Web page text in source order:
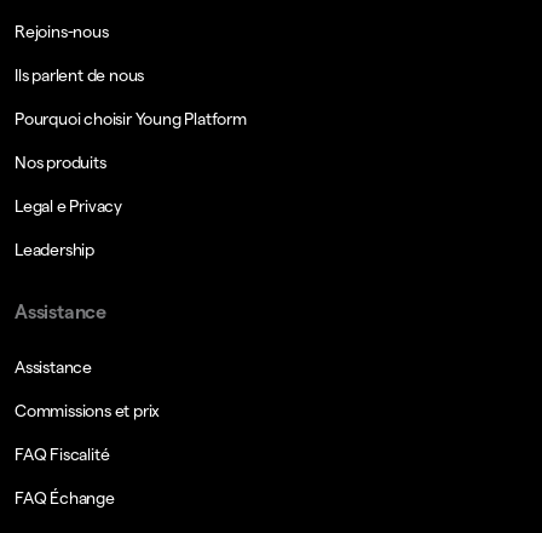
Rejoins-nous
Ils parlent de nous
Pourquoi choisir Young Platform
Nos produits
Legal e Privacy
Leadership
Assistance
Assistance
Commissions et prix
FAQ Fiscalité
FAQ Échange